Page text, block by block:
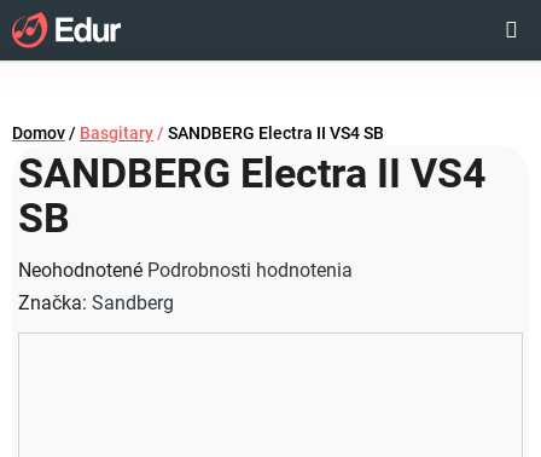
Prejsť
na
obsah
KOŠÍK
Domov/ Basgitary / SANDBERG Electra II VS4 SB
SANDBERG Electra II VS4
SB
Priemerné
hodnotenie
produktu
Neohodnotené Podrobnosti hodnotenia
Značka: Sandberg